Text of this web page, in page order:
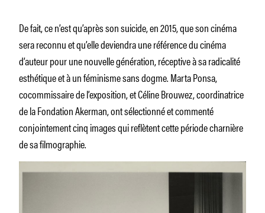
De fait, ce n’est qu’après son suicide, en 2015, que son cinéma
sera reconnu et qu’elle deviendra une référence du cinéma
d’auteur pour une nouvelle génération, réceptive à sa radicalité
esthétique et à un féminisme sans dogme. Marta Ponsa,
cocommissaire de l’exposition, et Céline Brouwez, coordinatrice
de la Fondation Akerman, ont sélectionné et commenté
conjointement cinq images qui reflètent cette période charnière
de sa filmographie.